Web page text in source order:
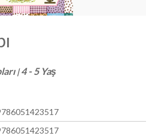
|4 - 5 Yaş